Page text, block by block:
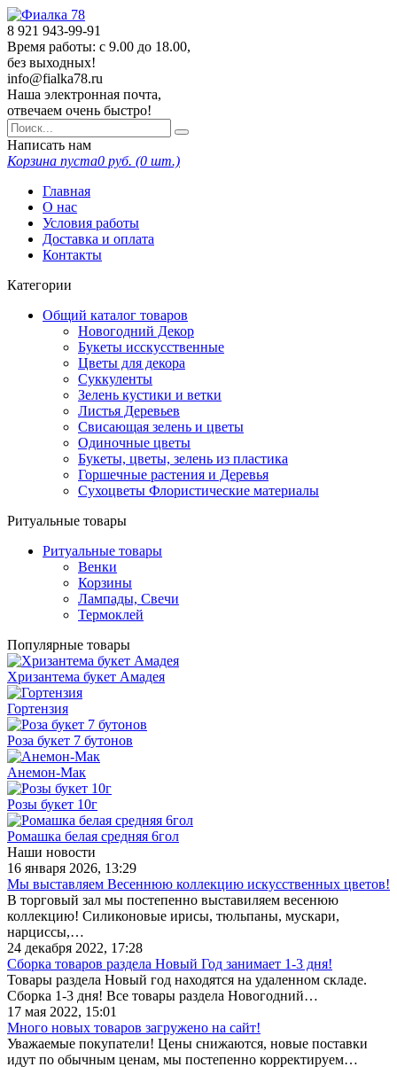
8 921 943-99-91
Время работы: с 9.00 до 18.00,
без выходных!
info@fialka78.ru
Наша электронная почта,
отвечаем очень быстро!
Написать нам
Корзина пуста0 руб. (0 шт.)
Главная
О нас
Условия работы
Доставка и оплата
Контакты
Категории
Общий каталог товаров
Новогодний Декор
Букеты исскусственные
Цветы для декора
Суккуленты
Зелень кустики и ветки
Листья Деревьев
Свисающая зелень и цветы
Одиночные цветы
Букеты, цветы, зелень из пластика
Горшечные растения и Деревья
Сухоцветы Флористические материалы
Ритуальные товары
Ритуальные товары
Венки
Корзины
Лампады, Свечи
Термоклей
Популярные товары
Хризантема букет Амадея
Гортензия
Роза букет 7 бутонов
Анемон-Мак
Розы букет 10г
Ромашка белая средняя 6гол
Наши новости
16 января 2026, 13:29
Мы выставляем Весеннюю коллекцию искусственных цветов!
В торговый зал мы постепенно выставиляем весенюю
коллекцию! Силиконовые ирисы, тюльпаны, мускари,
нарциссы,…
24 декабря 2022, 17:28
Сборка товаров раздела Новый Год занимает 1-3 дня!
Товары раздела Новый год находятся на удаленном складе.
Сборка 1-3 дня! Все товары раздела Новогодний…
17 мая 2022, 15:01
Много новых товаров загружено на сайт!
Уважаемые покупатели! Цены снижаются, новые поставки
идут по обычным ценам, мы постепенно корректируем…